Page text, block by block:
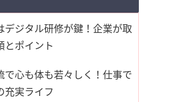
デジタル研修が鍵！企業が取
とポイント
で心も体も若々しく！仕事で
充実ライフ